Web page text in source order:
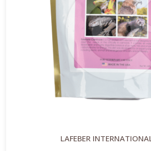
LAFEBER